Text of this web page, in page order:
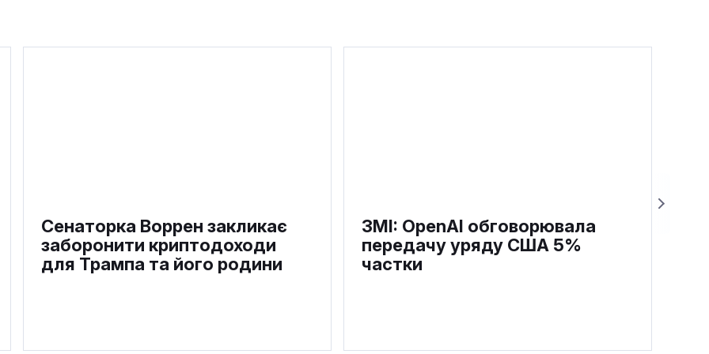
Сенаторка Воррен закликає
заборонити криптодоходи
для Трампа та його родини
ЗМІ: OpenAI обговорювала
передачу уряду США 5%
частки